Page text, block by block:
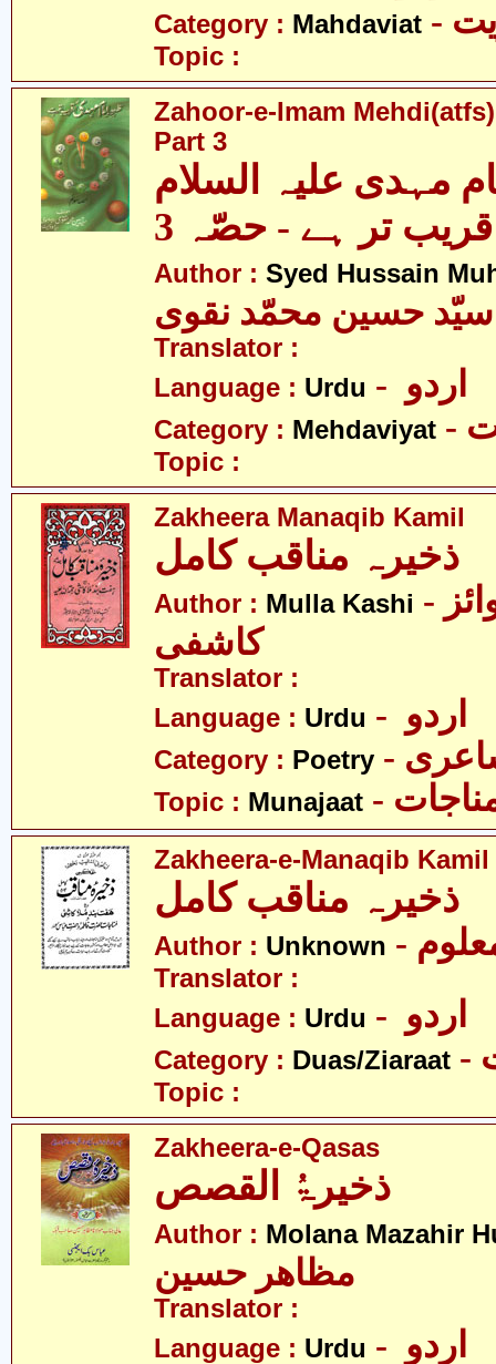
Category : Mahdaviat
Topic :
Zahoor-e-Imam
Part 3
مہدی علیہ السلام
قریب تر ہے - حصّہ 3
Author : Syed Hussain
سیّد حسین محمّد نقوی
Translator :
Language : Urdu
Category : Mehdaviyat
Topic :
Zakheera Manaqib Kamil
Author : Mulla Kashi - ملا حسین وائز
کاشفی
Translator :
Language : Urdu
Category : Poetry
Topic : Munajaat مناجات
Zakheera-e-Manaqib Kamil
ذخیرہ مناقب کامل
Author : Unknown
Translator :
Language : Urdu
Category : Duas/Ziaraat
Topic :
Zakheera-e-Qasas
Author : Molana Mazahir
مظاھر حسین
Translator :
Language : Urdu